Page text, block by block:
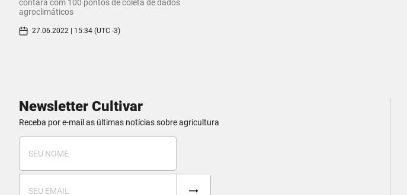
contará com 100 pontos de coleta de dados
agroclimáticos
27.06.2022 | 15:34 (UTC -3)
Newsletter Cultivar
Receba por e-mail as últimas notícias sobre agricultura